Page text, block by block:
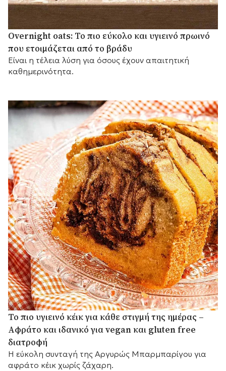
Overnight oats: Το πιο εύκολο και υγιεινό πρωινό
που ετοιμάζεται από το βράδυ
Είναι η τέλεια λύση για όσους έχουν απαιτητική
καθημερινότητα.
Το πιο υγιεινό κέικ για κάθε στιγμή της ημέρας –
Αφράτο και ιδανικό για vegan και gluten free
διατροφή
Η εύκολη συνταγή της Αργυρώς Μπαρμπαρίγου για
αφράτο κέικ χωρίς ζάχαρη.